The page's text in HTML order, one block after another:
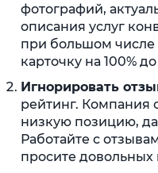
фотографий,
описания услуг
при большом числе
карточку на 100%
Игнорировать
рейтинг. Компания
низкую позицию,
Работайте с
просите довольных